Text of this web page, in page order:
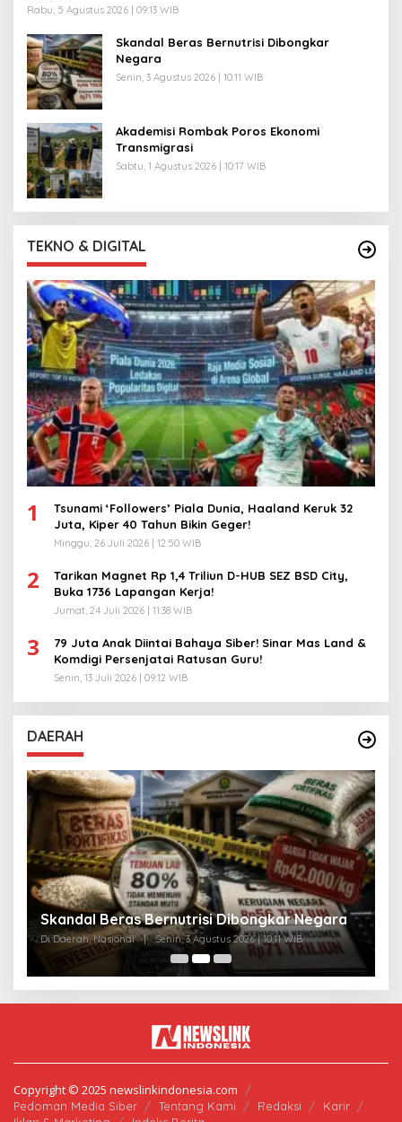
Rabu, 5 Agustus 2026 | 09:13 WIB
Skandal Beras Bernutrisi Dibongkar
Negara
Senin, 3 Agustus 2026 | 10:11 WIB
Akademisi Rombak Poros Ekonomi
Transmigrasi
Sabtu, 1 Agustus 2026 | 10:17 WIB
TEKNO & DIGITAL
1
Tsunami ‘Followers’ Piala Dunia, Haaland Keruk 32
Juta, Kiper 40 Tahun Bikin Geger!
Minggu, 26 Juli 2026 | 12:50 WIB
2
Tarikan Magnet Rp 1,4 Triliun D-HUB SEZ BSD City,
Buka 1736 Lapangan Kerja!
Jumat, 24 Juli 2026 | 11:38 WIB
3
79 Juta Anak Diintai Bahaya Siber! Sinar Mas Land &
Komdigi Persenjatai Ratusan Guru!
Senin, 13 Juli 2026 | 09:12 WIB
DAERAH
Skandal Beras Bernutrisi Dibongkar Negara
Di Daerah, Nasional | Senin, 3 Agustus 2026 | 10:11 WIB
Copyright © 2025 newslinkindonesia.com
Pedoman Media Siber Tentang Kami Redaksi
Karir